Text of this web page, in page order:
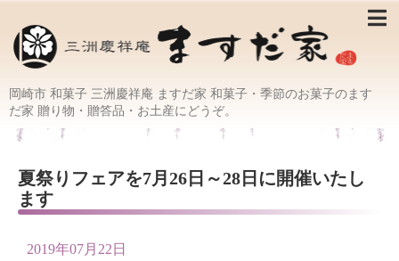
岡崎市 和菓子 三洲慶祥庵 ますだ家 和菓子・季節のお菓子のます
だ家 贈り物・贈答品・お土産にどうぞ。
夏祭りフェアを7月26日～28日に開催いたし
ます
2019年07月22日